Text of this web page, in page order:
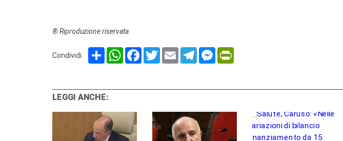
® Riproduzione riservata
Condividi: Share WhatsAppFacebook
TwitterEmail TelegramMessenger
LEGGI ANCHE: